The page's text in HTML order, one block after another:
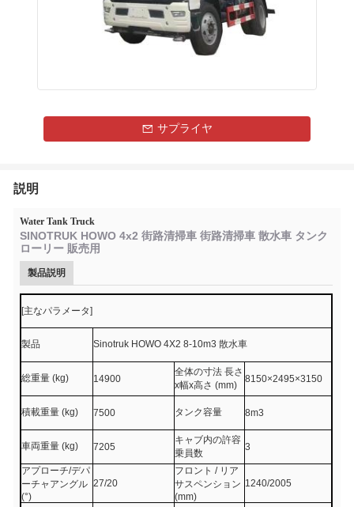
サプライヤ
説明
Water Tank Truck
SINOTRUK HOWO 4x2 街路清掃車 街路清掃車 散水車 タンク
ローリー 販売用
製品説明
[主なパラメータ]
製品 Sinotruk HOWO 4X2 8-10m3 散水車
総重量 (kg) 14900
全体の寸法 長さ
x幅x高さ (mm)
8150×2495×3150
積載重量 (kg) 7500 タンク容量 8m3
車両重量 (kg) 7205
キャブ内の許容
乗員数
3
アプローチ/デパ
ーチャアングル
(°)
27/20
フロント / リア
サスペンション
(mm)
1240/2005